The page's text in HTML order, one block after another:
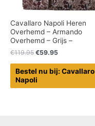
Cavallaro Napoli Heren
Overhemd – Armando
Overhemd – Grijs –
€119.95 €59.95
Bestel nu bij: Cavallaro
Napoli